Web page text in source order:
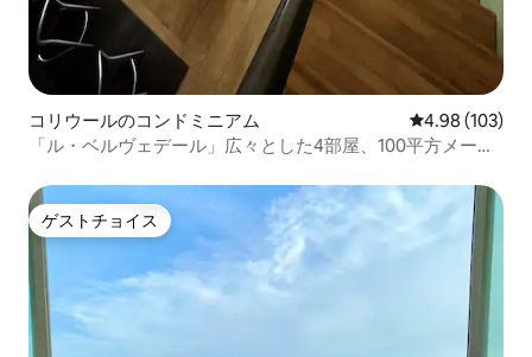
コリウールのコンドミニアム レビュー103
4.98 (103)
「ル・ベルヴェデール」広々とした4部屋、100平方メート
ゲストチョイス
ゲストチョイス